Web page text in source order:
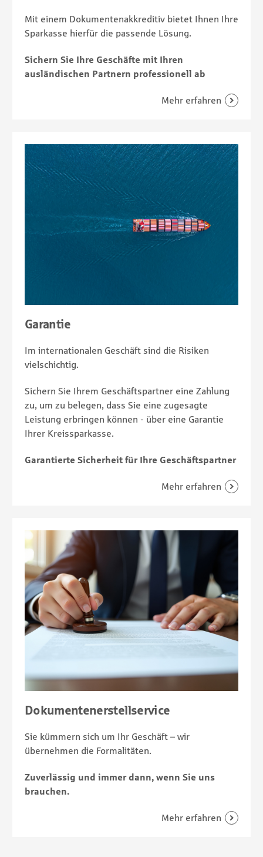
Mit einem Dokumentenakkreditiv bietet Ihnen Ihre
Sparkasse hierfür die passende Lösung.
Sichern Sie Ihre Geschäfte mit Ihren
ausländischen Partnern professionell ab
Garantie
Im internationalen Geschäft sind die Risiken
vielschichtig.
Sichern Sie Ihrem Geschäftspartner eine Zahlung
zu, um zu belegen, dass Sie eine zugesagte
Leistung erbringen können - über eine Garantie
Ihrer Kreissparkasse.
Garantierte Sicherheit für Ihre Geschäftspartner
Dokumentenerstellservice
Sie kümmern sich um Ihr Geschäft – wir
übernehmen die Formalitäten.
Zuverlässig und immer dann, wenn Sie uns
brauchen.